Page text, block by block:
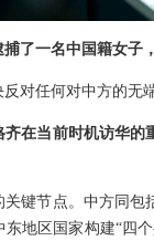
了一名中国籍女子
对任何对中方的无
在当前时机访华
键节点。中方同
地区国家构建“四